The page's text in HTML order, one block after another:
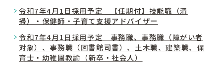
令和7年4月1日採用予定 【任期付】技能職（清
掃）・保健師・子育て支援アドバイザー
令和7年4月1日採用予定 事務職、事務職（障がい者
対象）、事務職（図書館司書）、土木職、建築職、保
育士・幼稚園教諭（新卒・社会人）